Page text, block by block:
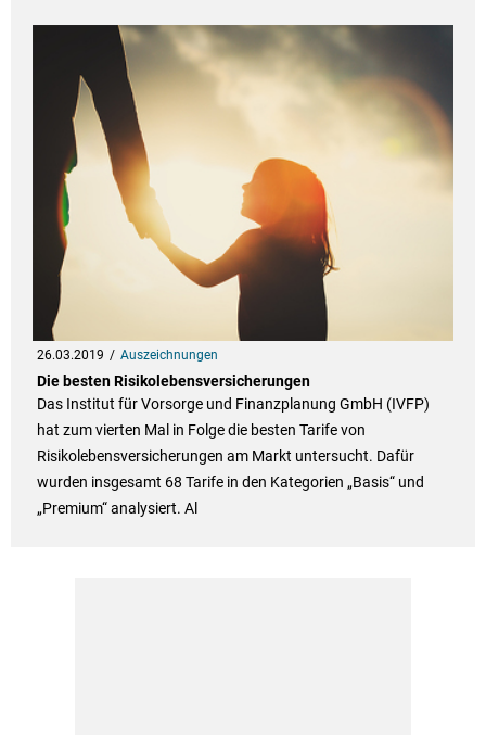
26.03.2019 Auszeichnungen
Die besten Risikolebensversicherungen
Das Institut für Vorsorge und Finanzplanung GmbH (IVFP)
hat zum vierten Mal in Folge die besten Tarife von
Risikolebensversicherungen am Markt untersucht. Dafür
wurden insgesamt 68 Tarife in den Kategorien „Basis“ und
„Premium“ analysiert. Al